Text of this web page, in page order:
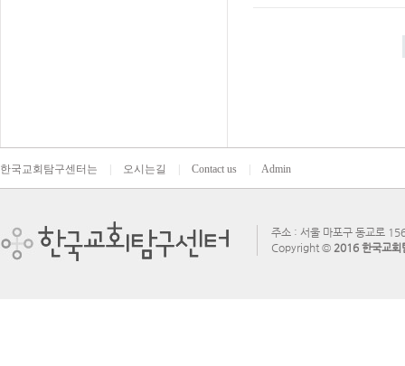
한국교회탐구센터는 오시는길 Contact us Admin
주소 : 서울 마포구 동교로
Copyright © 2016 한국교회